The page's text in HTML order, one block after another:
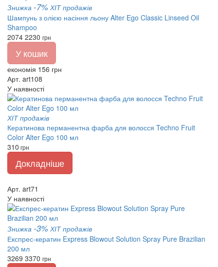
Знижка -7% ХІТ продажів
Шампунь з олією насіння льону Alter Ego Classic Linseed Oil
Shampoo
2074 2230 грн
У кошик
економія 156 грн
Арт. art108
У наявності
ХІТ продажів
Кератинова перманентна фарба для волосся Techno Fruit
Color Alter Ego 100 мл
310 грн
Докладніше
Арт. art71
У наявності
Знижка -3% ХІТ продажів
Експрес-кератин Express Blowout Solution Spray Pure Brazilian
200 мл
3269 3370 грн